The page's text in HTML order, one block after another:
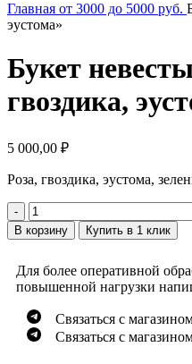
Главная от 3000 до 5000 руб.
эустома»
Букет
гвоздика,
5 000,00 ₽
Роза, гвоздика, эустома,
В корзину Купить в 1 клик
Для более оперативной
повышенной нагрузки
Связаться с
Связаться с